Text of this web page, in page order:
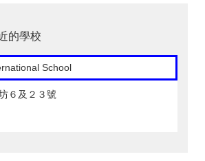
的學校
School
６及２３號